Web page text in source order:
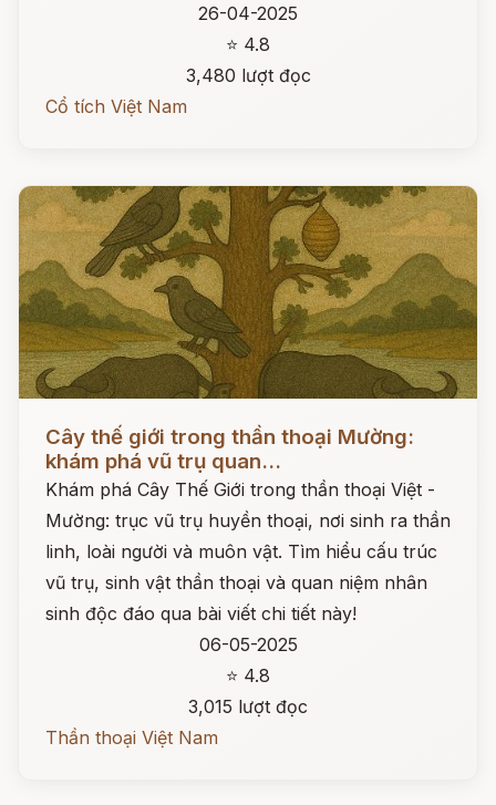
26-04-2025
⭐ 4.8
3,480 lượt đọc
Cổ tích Việt Nam
Cây thế giới trong thần thoại Mường:
khám phá vũ trụ quan...
Khám phá Cây Thế Giới trong thần thoại Việt -
Mường: trục vũ trụ huyền thoại, nơi sinh ra thần
linh, loài người và muôn vật. Tìm hiểu cấu trúc
vũ trụ, sinh vật thần thoại và quan niệm nhân
sinh độc đáo qua bài viết chi tiết này!
06-05-2025
⭐ 4.8
3,015 lượt đọc
Thần thoại Việt Nam